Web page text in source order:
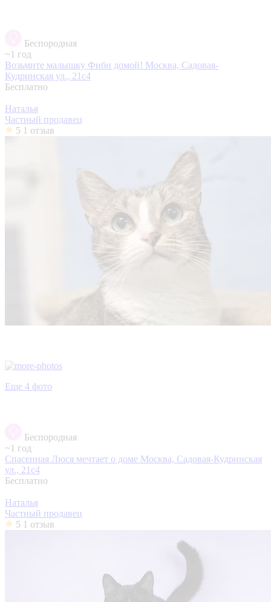
Беспородная
~1 год
Возьмите малышку Фиби домой! Москва, Садовая-
Кудринская ул., 21с4
Бесплатно
Наталья
Частный продавец
5 1 отзыв
Еще 4 фото
Беспородная
~1 год
Спасенная Люся мечтает о доме Москва, Садовая-Кудринская
ул., 21с4
Бесплатно
Наталья
Частный продавец
5 1 отзыв